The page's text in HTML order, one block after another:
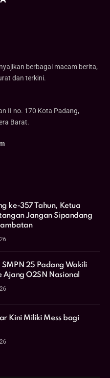
berbagai macam berita,
dan terkini.
II no. 170 Kota Padang,
Barat.
ke-357 Tahun, Ketua
Jangan Sipandang
SMPN 25 Padang Wakili
Ajang O2SN Nasional
Kini Miliki Mess bagi